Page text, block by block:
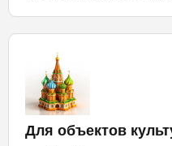
Для объектов